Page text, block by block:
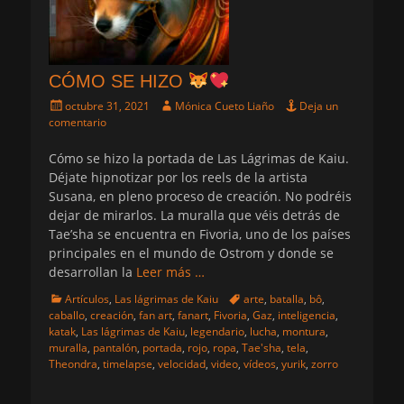
CÓMO SE HIZO
Publicado
el
octubre 31, 2021 AutorMónica Cueto Liaño
Deja un
comentario
Cómo se hizo la portada de Las Lágrimas de Kaiu.
Déjate hipnotizar por los reels de la artista
Susana, en pleno proceso de creación. No podréis
dejar de mirarlos. La muralla que véis detrás de
Tae’sha se encuentra en Fivoria, uno de los países
principales en el mundo de Ostrom y donde se
desarrollan la Leer más …
Categorias
Artículos, Las lágrimas de Kaiu Etiquetas
arte, batalla, bô,
caballo, creación, fan art, fanart, Fivoria, Gaz, inteligencia,
katak, Las lágrimas de Kaiu, legendario, lucha, montura,
muralla, pantalón, portada, rojo, ropa, Tae'sha, tela,
Theondra, timelapse, velocidad, video, vídeos, yurik, zorro